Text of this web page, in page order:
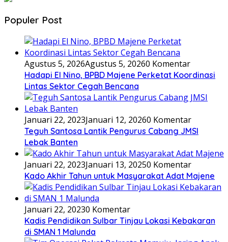
Populer Post
Agustus 5, 2026Agustus 5, 20260 Komentar
Hadapi El Nino, BPBD Majene Perketat Koordinasi
Lintas Sektor Cegah Bencana
Januari 22, 2023Januari 12, 20260 Komentar
Teguh Santosa Lantik Pengurus Cabang JMSI
Lebak Banten
Januari 22, 2023Januari 13, 20250 Komentar
Kado Akhir Tahun untuk Masyarakat Adat Majene
Januari 22, 20230 Komentar
Kadis Pendidikan Sulbar Tinjau Lokasi Kebakaran
di SMAN 1 Malunda